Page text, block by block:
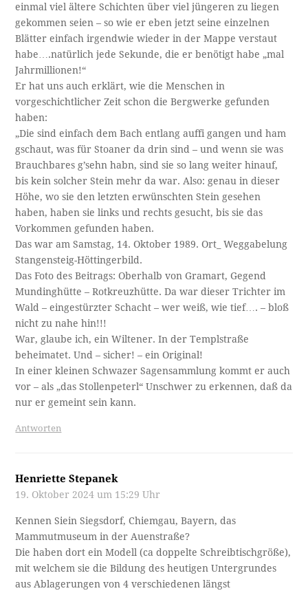
einmal viel ältere Schichten über viel jüngeren zu liegen
gekommen seien – so wie er eben jetzt seine einzelnen
Blätter einfach irgendwie wieder in der Mappe verstaut
habe….natürlich jede Sekunde, die er benötigt habe „mal
Jahrmillionen!“
Er hat uns auch erklärt, wie die Menschen in
vorgeschichtlicher Zeit schon die Bergwerke gefunden
haben:
„Die sind einfach dem Bach entlang auffi gangen und ham
gschaut, was für Stoaner da drin sind – und wenn sie was
Brauchbares g’sehn habn, sind sie so lang weiter hinauf,
bis kein solcher Stein mehr da war. Also: genau in dieser
Höhe, wo sie den letzten erwünschten Stein gesehen
haben, haben sie links und rechts gesucht, bis sie das
Vorkommen gefunden haben.
Das war am Samstag, 14. Oktober 1989. Ort_ Weggabelung
Stangensteig-Höttingerbild.
Das Foto des Beitrags: Oberhalb von Gramart, Gegend
Mundinghütte – Rotkreuzhütte. Da war dieser Trichter im
Wald – eingestürzter Schacht – wer weiß, wie tief…. – bloß
nicht zu nahe hin!!!
War, glaube ich, ein Wiltener. In der Templstraße
beheimatet. Und – sicher! – ein Original!
In einer kleinen Schwazer Sagensammlung kommt er auch
vor – als „das Stollenpeterl“ Unschwer zu erkennen, daß da
nur er gemeint sein kann.
Antworten
Henriette Stepanek
19. Oktober 2024 um 15:29 Uhr
Kennen Siein Siegsdorf, Chiemgau, Bayern, das
Mammutmuseum in der Auenstraße?
Die haben dort ein Modell (ca doppelte Schreibtischgröße),
mit welchem sie die Bildung des heutigen Untergrundes
aus Ablagerungen von 4 verschiedenen längst